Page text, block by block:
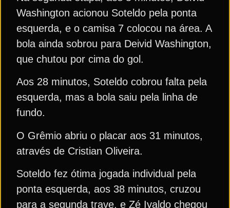
Washington acionou Soteldo pela ponta
esquerda, e o camisa 7 colocou na área. A
bola ainda sobrou para Deivid Washington,
que chutou por cima do gol.
Aos 28 minutos, Soteldo cobrou falta pela
esquerda, mas a bola saiu pela linha de
fundo.
O Grêmio abriu o placar aos 31 minutos,
através de Cristian Oliveira.
Soteldo fez ótima jogada individual pela
ponta esquerda, aos 38 minutos, cruzou
para a segunda trave, e Zé Ivaldo chegou